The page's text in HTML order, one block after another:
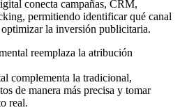
conecta campañas, CRM,
permitiendo identificar qué canal
optimizar la inversión publicitaria.
reemplaza la atribución
complementa la tradicional,
de manera más precisa y tomar
real.